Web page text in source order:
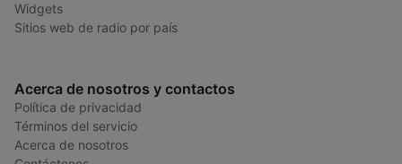
Widgets
Sitios web de radio por país
Acerca de nosotros y contactos
Política de privacidad
Términos del servicio
Acerca de nosotros